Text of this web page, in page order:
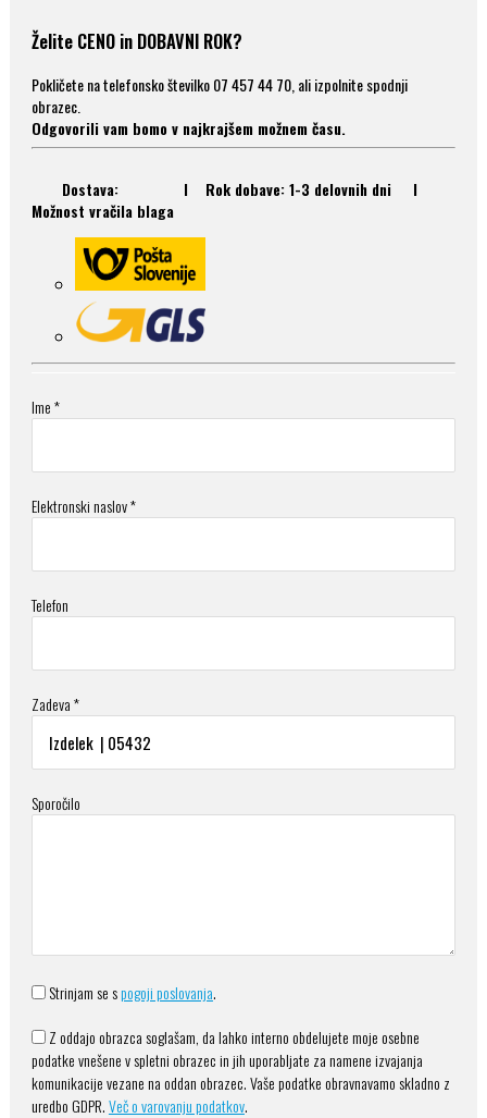
Želite CENO in DOBAVNI ROK?
Pokličete na telefonsko številko 07 457 44 70, ali izpolnite spodnji
obrazec.
Odgovorili vam bomo v najkrajšem možnem času.
Dostava: I Rok dobave: 1-3 delovnih dni I
Možnost vračila blaga
Ime *
Elektronski naslov *
Telefon
Zadeva *
Sporočilo
Strinjam se spogoji poslovanja.
Z oddajo obrazca soglašam, da lahko interno obdelujete moje osebne
podatke vnešene v spletni obrazec in jih uporabljate za namene izvajanja
komunikacije vezane na oddan obrazec. Vaše podatke obravnavamo skladno z
uredbo GDPR.Več o varovanju podatkov.